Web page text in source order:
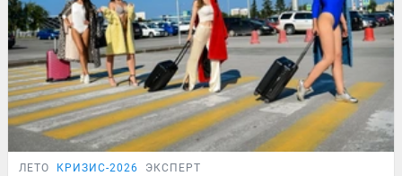
ЛЕТО КРИЗИС-2026 ЭКСПЕРТ